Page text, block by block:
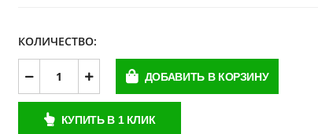
КОЛИЧЕСТВО:
ДОБАВИТЬ В КОРЗИНУ
КУПИТЬ В 1 КЛИК